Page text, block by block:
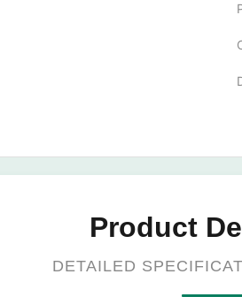
Product
DETAILED